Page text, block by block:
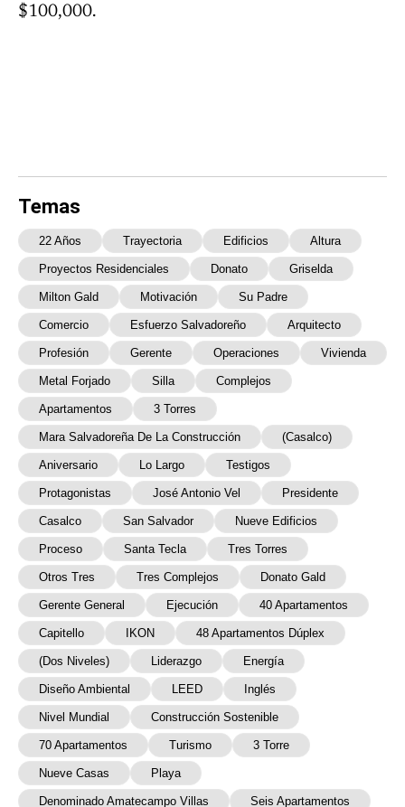
$100,000.
Temas
22 Años Trayectoria Edificios Altura
Proyectos Residenciales Donato Griselda
Milton Gald Motivación Su Padre
Comercio Esfuerzo Salvadoreño Arquitecto
Profesión Gerente Operaciones Vivienda
Metal Forjado Silla Complejos
Apartamentos 3 Torres
Mara Salvadoreña De La Construcción (Casalco)
Aniversario Lo Largo Testigos
Protagonistas José Antonio Vel Presidente
Casalco San Salvador Nueve Edificios
Proceso Santa Tecla Tres Torres
Otros Tres Tres Complejos Donato Gald
Gerente General Ejecución 40 Apartamentos
Capitello IKON 48 Apartamentos Dúplex
(dos Niveles) Liderazgo Energía
Diseño Ambiental LEED Inglés
Nivel Mundial Construcción Sostenible
70 Apartamentos Turismo 3 Torre
Nueve Casas Playa
Denominado Amatecampo Villas Seis Apartamentos